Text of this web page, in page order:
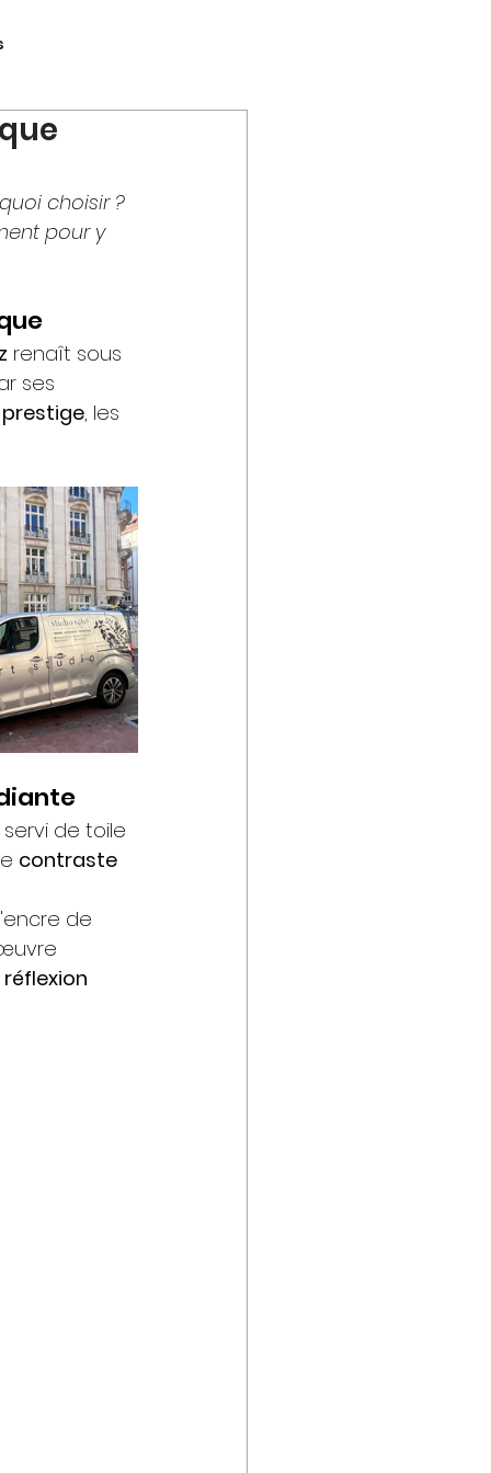
• Sculptures
choisir ?
pour y
renaît sous
ses
, les
de toile
contraste
de
réflexion